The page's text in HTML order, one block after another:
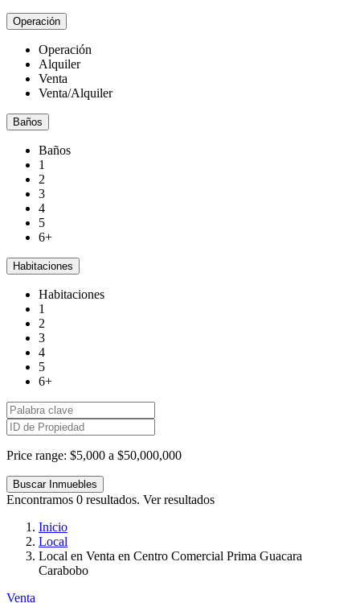
Operación
Operación
Alquiler
Venta
Venta/Alquiler
Baños
Baños
1
2
3
4
5
6+
Habitaciones
Habitaciones
1
2
3
4
5
6+
Price range: $5,000 a $50,000,000
Encontramos 0 resultados. Ver resultados
Inicio
Local
Local en Venta en Centro Comercial Prima Guacara
Carabobo
Venta